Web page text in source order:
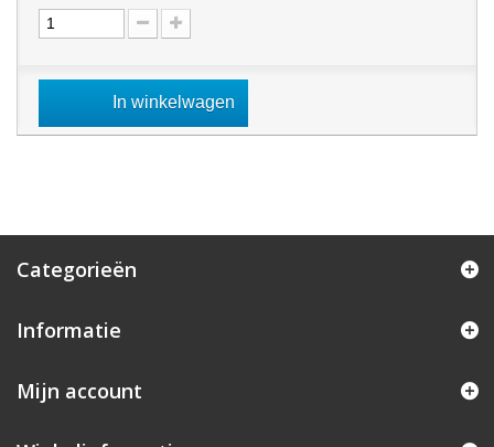
In winkelwagen
Categorieën
Informatie
Mijn account